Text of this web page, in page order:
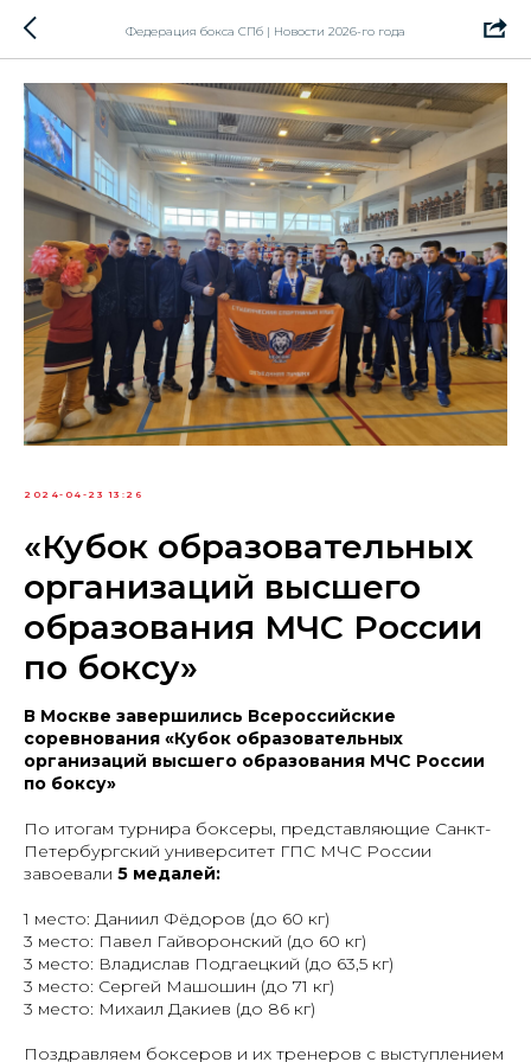
Федерация бокса СПб | Новости 2026-го года
2024-04-23 13:26
«Кубок образовательных
организаций высшего
образования МЧС России
по боксу»
В Москве завершились Всероссийские
соревнования «Кубок образовательных
организаций высшего образования МЧС России
по боксу»
По итогам турнира боксеры, представляющие Санкт-
Петербургский университет ГПС МЧС России
завоевали 5 медалей:
1 место: Даниил Фёдоров (до 60 кг)
3 место: Павел Гайворонский (до 60 кг)
3 место: Владислав Подгаецкий (до 63,5 кг)
3 место: Сергей Машошин (до 71 кг)
3 место: Михаил Дакиев (до 86 кг)
Поздравляем боксеров и их тренеров с выступлением